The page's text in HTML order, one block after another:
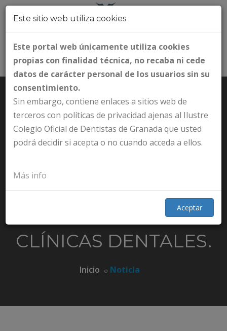
ESTÁ VIENDO: FIN DE
DEL USO DE
MASCARILLAS EN
CLÍNICAS DENTALES.
Inicio Noticia
Este sitio web utiliza cookies
Este portal web únicamente utiliza cookies
propias con finalidad técnica, no recaba ni cede
datos de carácter personal de los usuarios sin su
consentimiento.
Sin embargo, contiene enlaces a sitios web de
terceros con políticas de privacidad ajenas al Ilustre
Colegio Oficial de Dentistas de Granada que usted
podrá decidir si acepta o no cuando acceda a ellos.
Más info
Aceptar